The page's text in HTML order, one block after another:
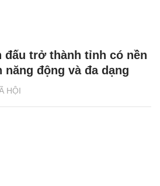
HỘI
đấu trở thành tỉnh có nền
năng động và đa dạng